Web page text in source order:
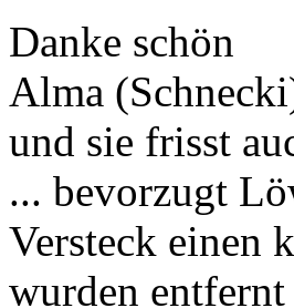
Danke schön
Alma
und sie frisst
... bevorzugt
Versteck einen
wurden entfernt